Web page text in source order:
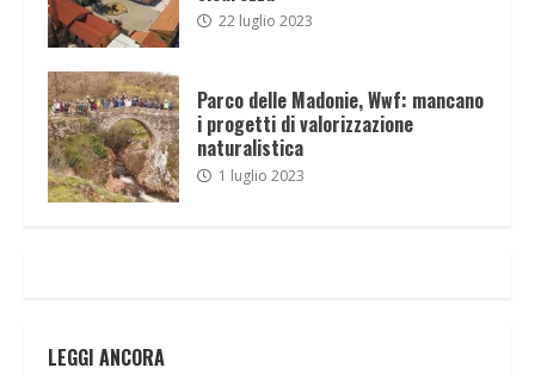
22 luglio 2023
Parco delle Madonie, Wwf: mancano
i progetti di valorizzazione
naturalistica
1 luglio 2023
LEGGI ANCORA